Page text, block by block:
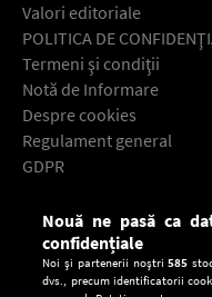
Valori editoriale
POLITICA DE
Termeni şi condiţii
Notă de Informare
Despre cookies
Regulament general
GDPR
Descarcă gratuit
Nouă ne pasă ca
confidențiale
Noi și partenerii noștri585
dvs., precum identificatorii